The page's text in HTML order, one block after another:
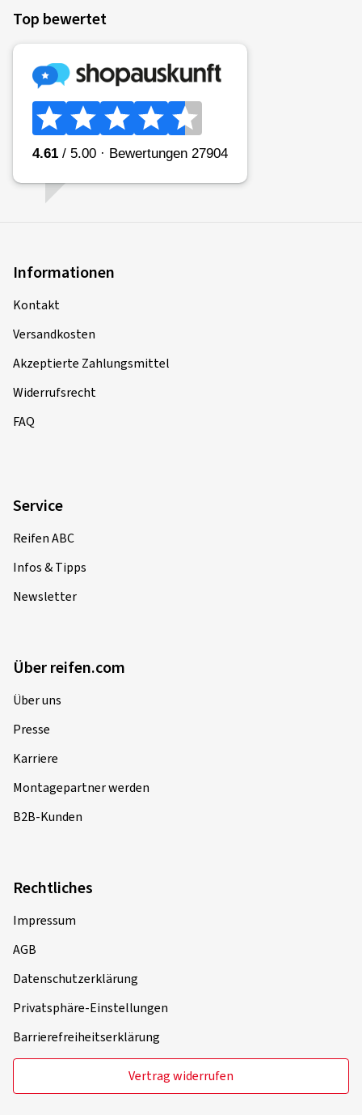
Top bewertet
Informationen
Kontakt
Versandkosten
Akzeptierte Zahlungsmittel
Widerrufsrecht
FAQ
Service
Reifen ABC
Infos & Tipps
Newsletter
Über reifen.com
Über uns
Presse
Karriere
Montagepartner werden
B2B-Kunden
Rechtliches
Impressum
AGB
Datenschutzerklärung
Privatsphäre-Einstellungen
Barrierefreiheitserklärung
Vertrag widerrufen